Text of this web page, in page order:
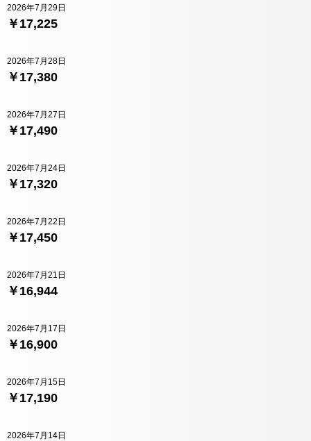
￥17,225
2026年7月29日
￥17,380
2026年7月28日
￥17,490
2026年7月27日
￥17,320
2026年7月24日
￥17,450
2026年7月22日
￥16,944
2026年7月21日
￥16,900
2026年7月17日
￥17,190
2026年7月15日
2026年7月14日